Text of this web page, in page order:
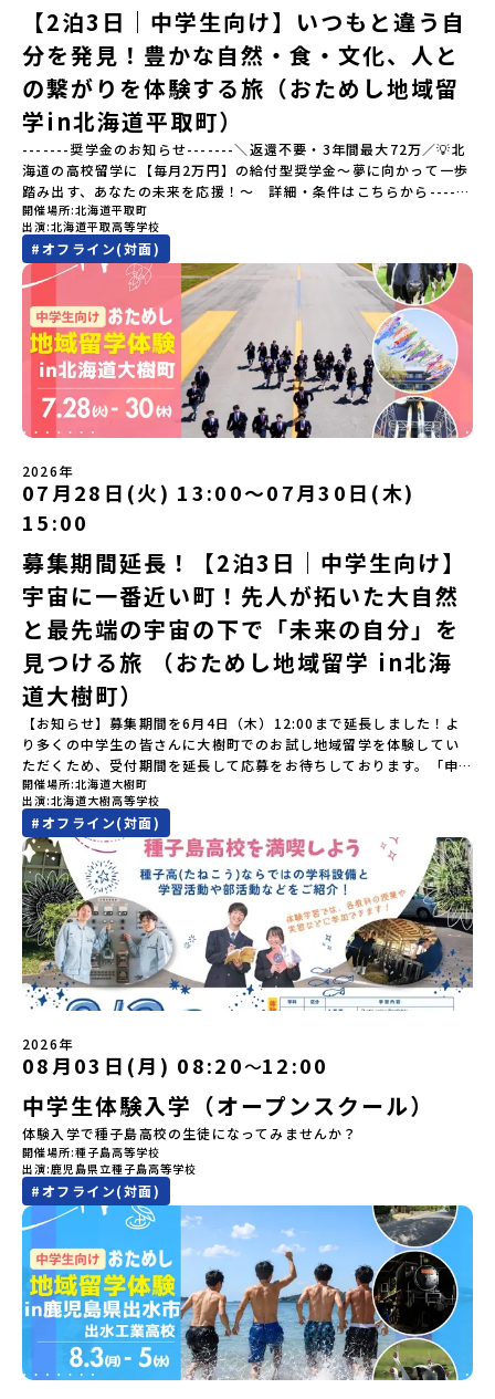
「竜門峡（りゅうもんきょう）」など、思わず立ち止まりたくなる
ような自然も広がり、歴史・文化・自然が重なり合う、“本物”に出
会える場所です。そんな歴史・文化が豊かな佐賀県有田町で実際に
町を歩きながら学ぶフィールドワークをしたり、有田焼づくりに関
わる職人、町で暮らすプロデザイナー、地元の高校で学ぶ生徒など
と交流しながら「伝統的なものづくり」や「未来のデザイン」を一
緒に探求できます。ただ体験するだけじゃなくて、 “どうしてこの形
なんだろう？” “自分だったらどんなデザインにする？” そんなふう
に考える時間も、このプログラムの大切なポイントです。ここで出
会う人や体験が、自分の「好き」や「未来」につながるかもしれま
せん。この町でしかできない、ちょっと特別な体験を、ぜひ楽しん
でみませんか？体験のおすすめポイント体験プログラム内容（予
定）＜１日目＞（PM）「オリエンテーション・自己紹介ワーク」
「有田工業高校見学」 -陶芸技術をまなぶ！「セラミック科」のま
なび場を体験 -デザインセンスをまなぶ！「デザイン科」のまなび
場を体験「フィールドワーク」 -有田の歴史ある名所巡り -有田
の歴史的な町並みを体感する「有田焼絵付けアクティビティ」 -職
人さんからまなぶ！有田焼伝統の「絵付け」体験ワークショップ
（協力：clay studio）「みんなで楽しもう！BBQ」 -BBQづく
り -仲間や地元の高校生、町の大人たちと交流・対話＜２日目＞
（AM）「1日目の振り返り」「ワークショップ」 -ゲスト講師によ
（PM）「ランチ/お土産タイム」解散※天候の状況や参加人数によ
ってプログラムを変更する場合がございます。参加概要【開催場
所】佐賀県 有田町（ありたちょう）【実施日程】7月4日（土）〜7
月5日（日）※参加が確定した方には6月5日（金） 18:30～20:00に
「参加者向け事前オンライン研修」をご案内する予定です。必ず参
加をお願いします。【集合場所・時間】7月4日(土) 12：00 JR有田
駅※12：00までにJR有田駅に到着する便で手配ください。【解散場
所・時間】7月5日(日) 13：00頃 JR有田駅【対象】中学2年生、中
学3年生【宿泊先】ありこや（佐賀県西松浦郡有田町）※地域みらい
留学生が活用している宿泊施設（シェアハウス）です。※1室1名で
宿泊いただく予定です。 【旅行代金】無料※旅行代金に含まれる費
用のうち、以下の内容が無料となります：・宿泊費（1泊分）・プロ
グラム内のアクティビティ・体験費用・一部の食事代*以下の費用は
参加者のご負担となります・集合場所までの往復交通費・お土産代
や自由時間の個人飲食費などの個人的費用【募集人数】最大5名（お
申し込み多数の場合は抽選の上決定）【参加者決定】お申し込み多
数の場合は、締め切り後1週間を目途に当落結果をご連絡いたしま
す。【申し込み受付期間】5月7日(木)12：00 から 5月21日(木)
12：00まで疑問も不安もワクワクに変える！「おためし地域留学」
ステップアップ説明会プログラムの内容を詳しく知りたい方や、お
申し込みを迷われている方向けにZoomでのオンライン配信を行い
ます。知りたい情報のレベルに合わせて、以下の2つのステップをご
活用ください。【STEP 1】全体オンライン説明会〜まずは「おため
し地域留学」を知りたい方へ〜日本全国20以上の地域から選んで参
加できる「おためし地域留学」の全体像や魅力について、説明会を
開催しました。中学生一人での参加にあたり、保護者様が特に気に
なる「安全面」や「事務局のサポート体制」についても詳しく解説
しています。ぜひ、ご自宅からお気軽にご視聴ください。▶︎ [アーカ
イブ動画を視聴する]YouTube：
https://youtu.be/Yt8nd04aNgA?
si=e5erbspvwz5O8_uF【STEP 2】有田町プログラム説明会〜
「有田町」の内容を具体的に深掘りしたい方へ〜全体説明を聞いた
うえで、「有田町では具体的に何をするの？」「どんな町なの？」
という疑問にお答えする説明会です。有田町ならではの豊かな文化
や、2泊3日のプログラムの中身をたっぷりとお伝えします。日
時： 5月11日(月) 19：00〜19：40内 容： 有田町ってどんなとこ
ろ？、プログラム詳細解説、質疑応答お申し込み：https://c-
mirai.jp/events/068058お気軽にどうぞ！「はじめての一人旅だ
けど大丈夫？」「どんな体験ができるの？」そんな保護者様の不安
や、中学生のみなさんの素朴な疑問にスタッフが直接お答えしま
す。チャットでの質問も可能ですので、ぜひご自宅からリラックス
してご参加ください。▼お申し込み前に必ずご確認ください・参加
規約への同意プログラムへの参加申し込みいただく前に、「お申し
込みに関する各規約」への同意が必須となります。ご確認くださ
【2泊3日｜中学生向け】いつもと違う自
分を発見！豊かな自然・食・文化、人と
の繋がりを体験する旅（おためし地域留
学in北海道平取町）
-------奨学金のお知らせ-------＼返還不要・3年間最大72万／💡北
海道の高校留学に【毎月2万円】の給付型奨学金～夢に向かって一歩
踏み出す、あなたの未来を応援！～ 詳細・条件はこちらから------
---------------------------＜体験費・宿泊費が無料＞累計3,000万
部以上販売された大人気マンガ「ゴールデンカムイ」の実写版映画
に登場する町！北海道の「アイヌ文化継承の地」で自然や食を体験
してみませんか？「地元以外の地域の暮らしが気になる。いつか留
学してみたい！」「アイヌ文化の歴史や、マンガに登場する世界を
自分の手で探求したい！」「自然が好きでもっと触れてあそびた
い！」そんな中学生のみなさんにおすすめ！「おためし地域留学体
験」は、日本全国約200の高校と連携し、地域の枠を超えて学校生活
を送る「地域みらい留学」をプチ体験できるプログラムです。はじ
めてのひとり旅でも安心！現地でもスタッフがしっかりとサポート
いたします。今回のフィールドは「北海道平取町（びらとりちょ
う）」北海道の南に位置する平取町（びらとりちょう）。壮大な自
然と「アイヌ文化」が継承されている町として広く知られていま
す。町名の「平取（びらとり）」は、アイヌ語「ピラ・ウトゥル」
（崖の間を意味）という言葉から名付けられました。見上げるほど
大きな山々が連なる「幌尻岳（ぽろしりだけ）」の景色は絶景！日
本一の広さを誇る「すずらん」が咲く花畑や、和牛がのんびりと過
ごす放牧地。日本一の清流に選ばれたこともある、ヤマメやニジマ
スが泳ぐ「沙流川（さるがわ）」。他の地域では見ることのできな
い圧倒的スケールの自然を味わうことができます。さらに、源義経
（みなもとのよしつね）とも縁が深いとされている地域で、義経を
祀った神社や公園などが存在し、アイヌ民族と日本の歴史を交差す
る瞬間を肌で体感できる町です。北の大地で育まれた「アイヌ文
化」とは？「アイヌ」の文化は北海道を中心とした北部周辺で、先
住民族である「アイヌ民族」によって大切に育まれてきた文化で
す。日本語とは異なる響きを持つ「アイヌ語」や、自然界のあらゆ
る物に「魂」が宿ると考える「精神文化」、祭りや家庭での行事な
どに踊られる「古式舞踊」、独特の文様による刺繍（ししゅう）、
木彫り等の工芸など、ユニークな文化が存在します。アイヌ文化で
は、人間のまわりに存在する生き物や自然のチカラ、暮らしの道具
のうち、人間にとって大切な役割を持っているものを「カムイ」と
呼んでいます。いつも自分たちを見守ってくれているもの、例え
ば、身近な動植物や、暮らしに欠かせない火、水、風、そして雄大
な山や川などもすべて「カムイ」です。この文化と精神性をテーマ
にした大人気マンガ「ゴールデンカムイ」は、累計3000万部以上販
売され、2026年3月に映画の続編も公開されるなど注目を集めてい
ます。今回は、平取町の中でもアイヌ文化に触れることのできる
「二風谷（にぶたに）コタン」へ出発！アイヌの家や暮らし、食な
どを体感することができます。ぜひ現地で味わってみてください
生との特別な交流この旅の大きな魅力は、地元の「平取高校」の先
輩たちと過ごす時間です。 ただ校舎を眺める見学ではありません。
高校生が自ら企画したアクティビティを通じて、年の近い先輩たち
と本音で交流することができます。魅力的な大人たちと対話をしな
がら町の歴史や「生き方」を学ぶことができ、大充実の2泊3日にな
ること間違いなし！そんなユニークな魅力がたっぷりつまった北海
道平取町へ、人生の可能性をひらく特別な旅に出発しませんか？体
験のおすすめポイント体験プログラム内容（予定）＜1日目＞
（PM）「オリエンテーション・自己紹介ワーク」「高校生企画①-
遊び編-」 -平取高校生と仲を深める「びらとりの歴史・文化を知
る！アイヌ文化フィールドワーク」 -アイヌ文化博物館でアイヌ文
化を理解する -アイヌ伝統文化を感じるアクティビティ「1日を振
り返るーみんなで体験シェア」＜2日目＞（AM）「平取高校見学・
寮見学」 -平取高校の特徴を知る学校体験 -在校生との対話「高
校生企画②-町の紹介編-」 -ビンゴをしながら町を知ろう！（PM）
「自然と農を感じる！農業アクティビティ」 -平取特産の「びらと
開催場所 北海道平取町
出演 北海道平取高等学校
#オフライン(対面)
2026年
07月28日(火) 13:00〜07月30日(木)
15:00
募集期間延長！【2泊3日｜中学生向け】
宇宙に一番近い町！先人が拓いた大自然
と最先端の宇宙の下で「未来の自分」を
見つける旅 （おためし地域留学 in北海
道大樹町）
【お知らせ】募集期間を6月4日（木）12:00まで延長しました！よ
り多くの中学生の皆さんに大樹町でのお試し地域留学を体験してい
ただくため、受付期間を延長して応募をお待ちしております。「申
し込みのタイミングを逃してしまった」という方も、この機会にぜ
ひ一歩踏み出してみませんか？※都合により締め切りを早める場合
がございます。お早目にご応募ください！-------------------------
-------------------＼返還不要・3年間最大72万／💡北海道の高校留
学に【毎月2万円】の給付型奨学金～夢に向かって一歩踏み出す、あ
なたの未来を応援！～ 詳細・条件はこちらから------------------
--------------------------ーーーーーーーーーーーーーーーーーー
ーーーーーーーーーーーーーー＜体験費・宿泊費が無料！＞民間ロ
ケットの打ち上げ成功で話題になった町！ 北海道の「宇宙版シリコ
ンバレー」を目指す大樹町で、最先端テクノロジーとどこまでも続
く大自然を肌で感じてみませんか？「地元以外の地域の暮らしが気
になる。いつか留学してみたい！」「自分の進学や将来の可能性を
もっとひらきたい！ 」「自然が好きでもっと触れてあそびたい！」
そんな中学生のみなさんにおすすめ！「おためし地域留学体験」
は、日本全国約200の高校と連携し、地域の枠を超えて学校生活を送
る「地域みらい留学」をプチ体験できるプログラムです。はじめて
のひとり旅でも安心！現地でもスタッフがしっかりとサポートいた
します。今回のフィールドは「北海道 大樹町（たいきちょう）」北
海道の東部、十勝の南部に位置する大樹町（たいきちょう）。西に
日高山脈（ひだかさんみゃく）が連なり、東は太平洋に面した自然
豊かな町です。酪農を主体とした農業や漁業、林業が盛んであると
同時に、「宇宙に一番近い町」として航空宇宙産業の誘致を進める
ユニークな顔を持っています 。見上げるほど大きな山々が連なる
「日高山脈（ひだかさんみゃく）」の絶景！牛たちがのんびりと過
ごす放牧地や、海が見える珍しい温泉。日本一の清流に選ばれたこ
ともある「歴舟川（れきふねがわ）」。 他の地域では見ることので
きない圧倒的スケールの自然と、新しい産業が交差する瞬間を肌で
体感できる町です。北の大地で脈々と受け継がれる 「フロンティア
スピリッツ」を体感！ 「フロンティアスピリッツ（開拓者精神）」
開催場所 北海道大樹町
出演 北海道大樹高等学校
#オフライン(対面)
2026年
08月03日(月) 08:20〜12:00
中学生体験入学（オープンスクール）
体験入学で種子島高校の生徒になってみませんか？
開催場所 種子島高等学校
出演 鹿児島県立種子島高等学校
#オフライン(対面)